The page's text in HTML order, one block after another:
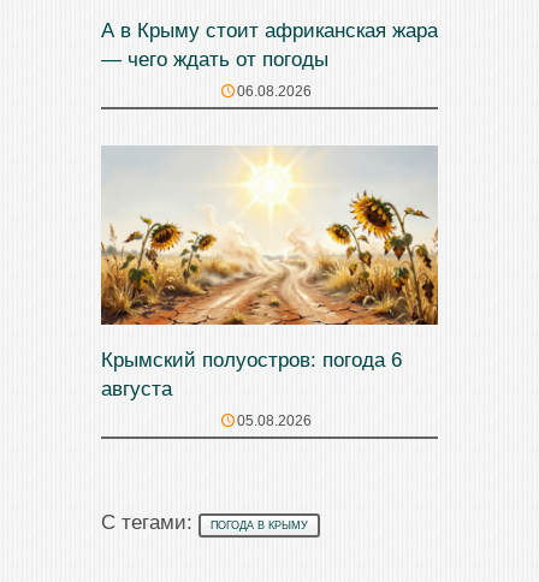
А в Крыму стоит африканская жара
— чего ждать от погоды
06.08.2026
Крымский полуостров: погода 6
августа
05.08.2026
С тегами: ПОГОДА В КРЫМУ